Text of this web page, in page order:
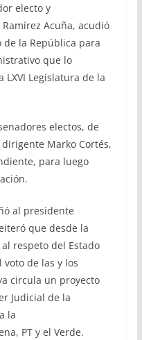
electo y
Acuña, acudió
de la República para
que lo
Legislatura de la
electos, de
Marko Cortés,
para luego
al presidente
que desde la
respeto del Estado
de las y los
circula un proyecto
Judicial de la
la
PT y el Verde.